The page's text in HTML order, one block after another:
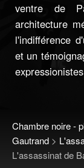
ventre de
architecture
l'indifférence
et un
Chambre noire -
Gautrand >
L'assassinat de